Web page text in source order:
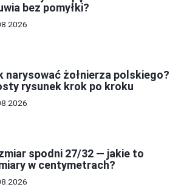
bez pomyłki?
narysować żołnierza polskiego?
rysunek krok po kroku
spodni 27/32 — jakie to
w centymetrach?